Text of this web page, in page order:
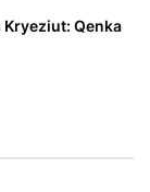
Qenka